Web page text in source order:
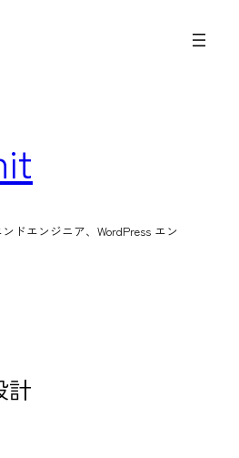
ドエンジニア、WordPress エン
計